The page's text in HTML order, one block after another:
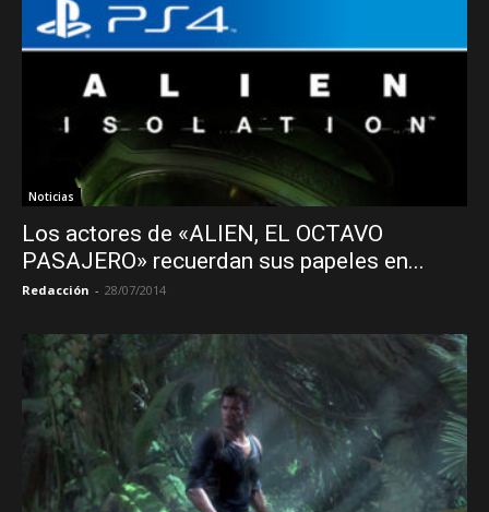
Noticias
Los actores de «ALIEN, EL OCTAVO
PASAJERO» recuerdan sus papeles en...
Redacción - 28/07/2014